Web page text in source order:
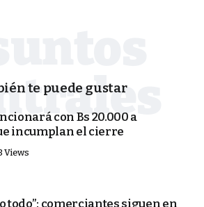
te puede gustar
con Bs 20.000 a
incumplan el cierre
Views
todo”: comerciantes siguen en